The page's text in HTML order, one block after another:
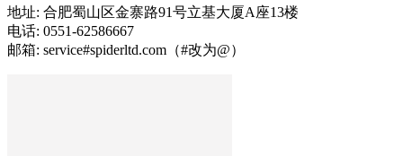
地址: 合肥蜀山区金寨路91号立基大厦A座13楼
电话: 0551-62586667
邮箱: service#spiderltd.com（#改为@）